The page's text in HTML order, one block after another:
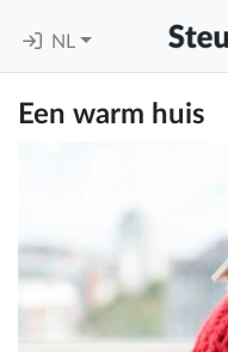
NL
Een warm huis